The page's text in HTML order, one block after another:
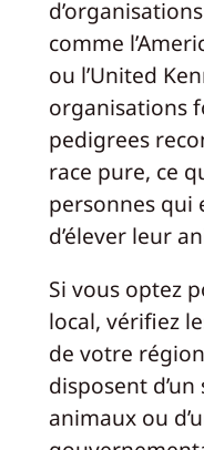
comme
ou l’United
organisations
pedigrees
race pure, ce
personnes qui
d’élever leur
Si vous optez
local, vérifiez
de votre
disposent
animaux ou